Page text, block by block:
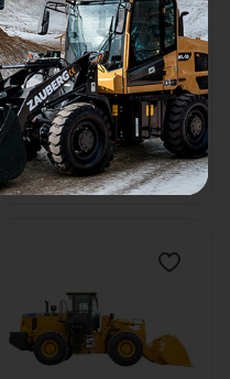
Автогрейдер SEM 917
Мощность двигателя: 169л.с.
Эксплуатационная масса:
13.82т
Ширина отвала:
3669мм
В наличии
Цена по запросу
Узнать цену